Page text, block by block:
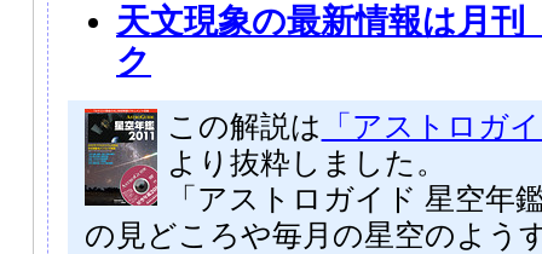
天文現象の最新情報は月
ク
この解説は 「アストロガ
より抜粋しました。
「アストロガイド 星空年
の見どころや毎月の星空のよう